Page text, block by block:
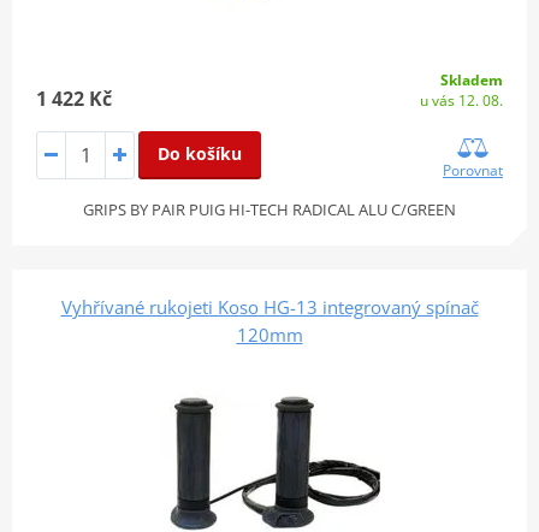
1 422 Kč
Skladem
u vás 12. 08.
Do košíku
Porovnat
GRIPS BY PAIR PUIG HI-TECH RADICAL ALU C/GREEN
Vyhřívané rukojeti Koso HG-13 integrovaný spínač
120mm